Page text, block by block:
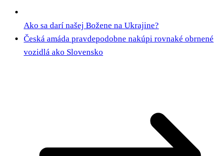
Ako sa darí našej Božene na Ukrajine?
Česká amáda pravdepodobne nakúpi rovnaké obrnené
vozidlá ako Slovensko